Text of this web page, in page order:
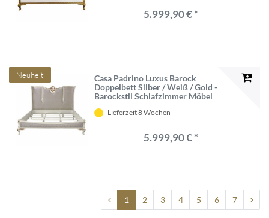
5.999,90 € *
Neuheit
Casa Padrino Luxus Barock
Doppelbett Silber / Weiß / Gold -
Barockstil Schlafzimmer Möbel
Lieferzeit 8 Wochen
5.999,90 € *
1 2 3 4 5 6 7